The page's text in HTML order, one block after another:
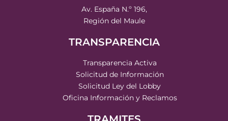
Av. España N.º 196,
Región del Maule
TRANSPARENCIA
Transparencia Activa
Solicitud de Información
Solicitud Ley del Lobby
Oficina Información y Reclamos